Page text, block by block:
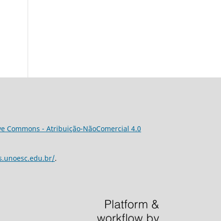
Commons - Atribuição-NãoComercial 4.0
.